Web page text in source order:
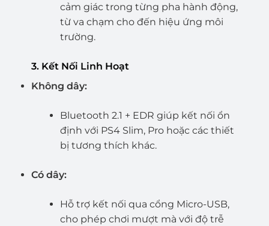
cảm giác trong từng pha hành động,
từ va chạm cho đến hiệu ứng môi
trường.
3. Kết Nối Linh Hoạt
Không dây:
Bluetooth 2.1 + EDR giúp kết nối ổn
định với PS4 Slim, Pro hoặc các thiết
bị tương thích khác.
Có dây:
Hỗ trợ kết nối qua cổng Micro-USB,
cho phép chơi mượt mà với độ trễ